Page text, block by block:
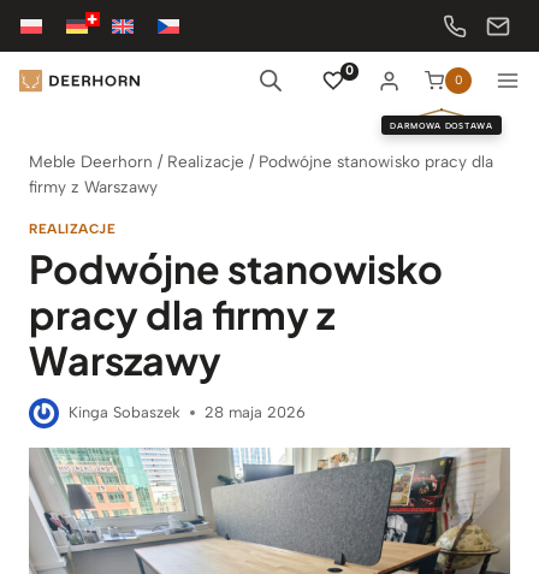
Przejdź
treści
0
0
DARMOWA DOSTAWA
Meble Deerhorn / Realizacje / Podwójne stanowisko pracy dla
firmy z Warszawy
REALIZACJE
Podwójne stanowisko
pracy dla firmy z
Warszawy
Kinga Sobaszek 28 maja 2026